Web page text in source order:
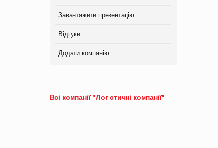
Завантажити презентацію
Відгуки
Додати компанію
Всі компанії "Логістичні компанії"